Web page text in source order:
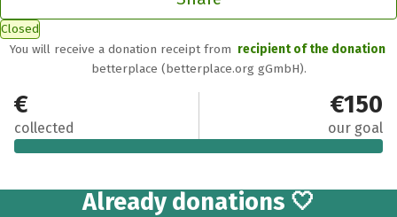
Closed
You will receive a donation receipt from recipient of the donation
betterplace (betterplace.org gGmbH).
€160
collected
€150
our goal
Already 16
donations 🤍